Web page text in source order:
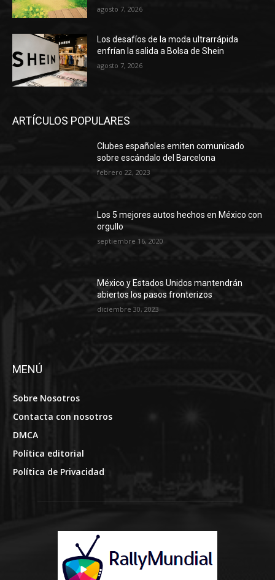
agosto 7, 2026
Los desafíos de la moda ultrarrápida
enfrían la salida a Bolsa de Shein
agosto 7, 2026
ARTÍCULOS POPULARES
Clubes españoles emiten comunicado
sobre escándalo del Barcelona
febrero 22, 2023
Los 5 mejores autos hechos en México con
orgullo
septiembre 16, 2020
México y Estados Unidos mantendrán
abiertos los pasos fronterizos
diciembre 30, 2023
MENÚ
Sobre Nosotros
Contacta con nosotros
DMCA
Política editorial
Política de Privacidad